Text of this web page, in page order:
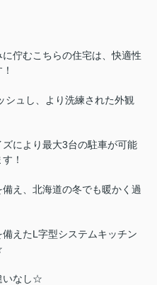
佇むこちらの住宅は、快適性
シュし、より洗練された外観
により最大3台の駐車が可能
！
え、北海道の冬でも暖かく過
えたL字型システムキッチン
いなし☆